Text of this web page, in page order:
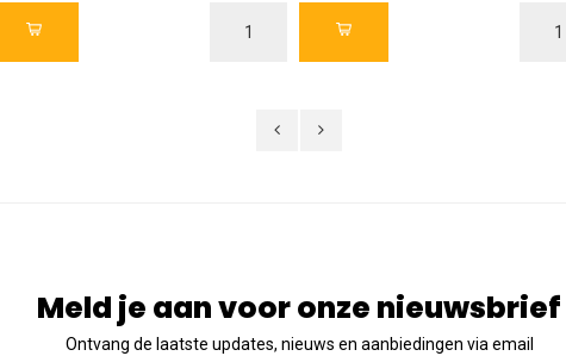
Meld je aan voor onze nieuwsbrief
Ontvang de laatste updates, nieuws en aanbiedingen via email